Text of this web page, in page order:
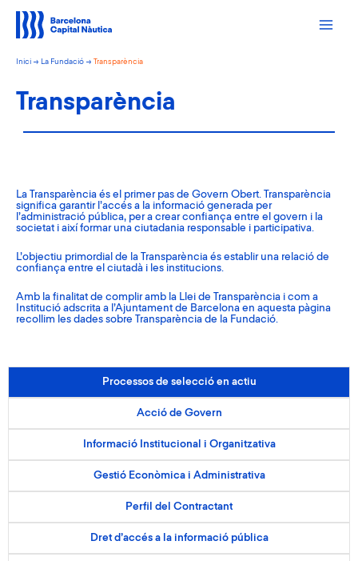
contingut
Inici La Fundació Transparència
Transparència
La Transparència és el primer pas de Govern Obert. Transparència
significa garantir l’accés a la informació generada per
l’administració pública, per a crear confiança entre el govern i la
societat i així formar una ciutadania responsable i participativa.
L’objectiu primordial de la Transparència és establir una relació de
confiança entre el ciutadà i les institucions.
Amb la finalitat de complir amb la Llei de Transparència i com a
Institució adscrita a l’Ajuntament de Barcelona en aquesta pàgina
recollim les dades sobre Transparència de la Fundació.
Processos de selecció en actiu
Acció de Govern
Informació Institucional i Organitzativa
Gestió Econòmica i Administrativa
Perfil del Contractant
Dret d’accés a la informació pública